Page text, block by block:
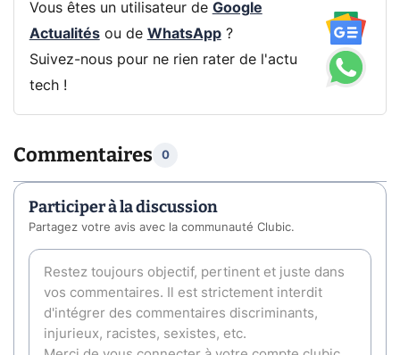
Vous êtes un utilisateur de Google
Actualitésou de WhatsApp?
Suivez-nous pour ne rien rater de l'actu
tech !
Commentaires 0
Participer à la discussion
Partagez votre avis avec la communauté Clubic.